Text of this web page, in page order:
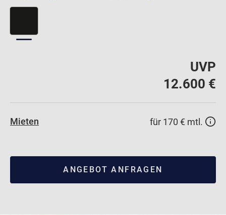
UVP
12.600 €
Mieten für 170 € mtl.
ANGEBOT ANFRAGEN